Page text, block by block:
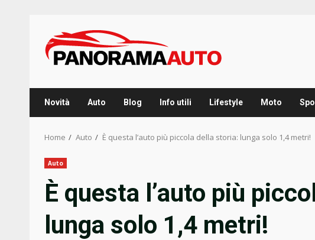
content
Novità Auto Blog Info utili Lifestyle Moto
Home Auto È questa l’auto più piccola della storia: lunga solo 1,4 metri!
Auto
È questa l’auto più
lunga solo 1,4 metri!